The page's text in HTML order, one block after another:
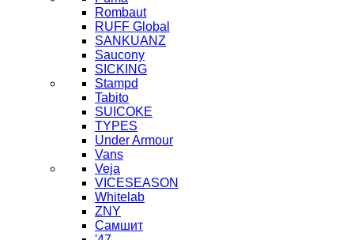
Rombaut
RUFF Global
SANKUANZ
Saucony
SICKING
Stampd
Tabito
SUICOKE
TYPES
Under Armour
Vans
Veja
VICESEASON
Whitelab
ZNY
Самшит